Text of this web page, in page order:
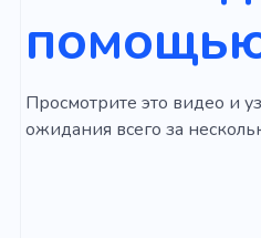
помощью
Просмотрите это видео и
ожидания всего за